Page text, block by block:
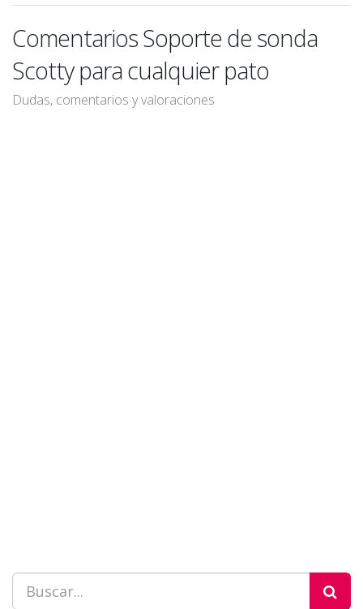
Comentarios Soporte de sonda
Scotty para cualquier pato
Dudas, comentarios y valoraciones